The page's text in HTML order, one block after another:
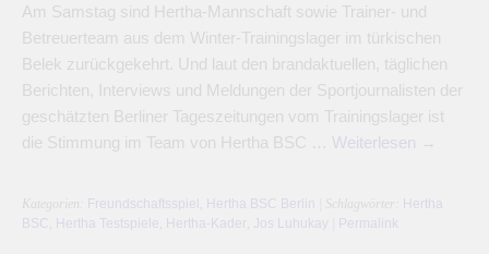
Am Samstag sind Hertha-Mannschaft sowie Trainer- und
Betreuerteam aus dem Winter-Trainingslager im türkischen
Belek zurückgekehrt. Und laut den brandaktuellen, täglichen
Berichten, Interviews und Meldungen der Sportjournalisten der
geschätzten Berliner Tageszeitungen vom Trainingslager ist
die Stimmung im Team von Hertha BSC … Weiterlesen →
Kategorien: Freundschaftsspiel Hertha BSC Berlin | Schlagwörter: Hertha
BSC
Hertha Testspiele Hertha-Kader Jos Luhukay Permalink